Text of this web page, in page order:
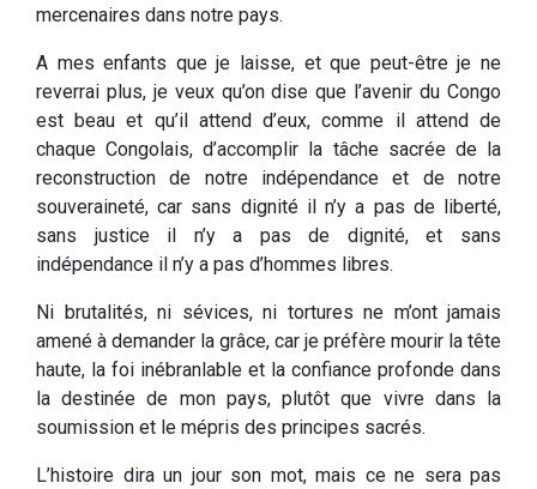
mercenaires dans notre pays.
A mes enfants que je laisse, et que peut-être je ne
reverrai plus, je veux qu’on dise que l’avenir du Congo
est beau et qu’il attend d’eux, comme il attend de
chaque Congolais, d’accomplir la tâche sacrée de la
reconstruction de notre indépendance et de notre
souveraineté, car sans dignité il n’y a pas de liberté,
sans justice il n’y a pas de dignité, et sans
indépendance il n’y a pas d’hommes libres.
Ni brutalités, ni sévices, ni tortures ne m’ont jamais
amené à demander la grâce, car je préfère mourir la tête
haute, la foi inébranlable et la confiance profonde dans
la destinée de mon pays, plutôt que vivre dans la
soumission et le mépris des principes sacrés.
L’histoire dira un jour son mot, mais ce ne sera pas